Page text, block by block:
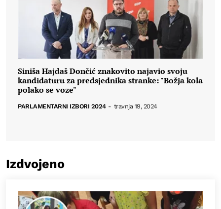
Siniša Hajdaš Dončić znakovito najavio svoju
kandidaturu za predsjednika stranke: "Božja kola
polako se voze"
PARLAMENTARNI IZBORI 2024 - travnja 19, 2024
Izdvojeno